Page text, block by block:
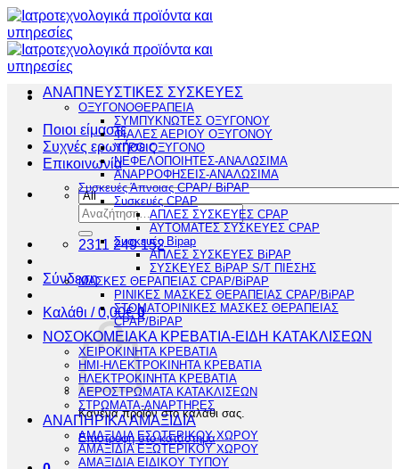
Μετάβαση
στο
περιεχόμενο
Ποιοι είμαστε
Συχνές ερωτήσεις
Επικοινωνία
Αναζήτηση
για:
2311 249 152
Σύνδεση
Καλάθι /0,00€ 0
Κανένα προϊόν στο καλάθι σας.
Επιστροφή στο κατάστημα
ΑΝΑΠΝΕΥΣΤΙΚΕΣ ΣΥΣΚΕΥΕΣ
ΟΞΥΓΟΝΟΘΕΡΑΠΕΙΑ
ΣΥΜΠΥΚΝΩΤΕΣ ΟΞΥΓΟΝΟΥ
ΦΙΑΛΕΣ ΑΕΡΙΟΥ ΟΞΥΓΟΝΟΥ
ΥΓΡΟ ΟΞΥΓΟΝΟ
ΝΕΦΕΛΟΠΟΙΗΤΕΣ-ΑΝΑΛΩΣΙΜΑ
ΑΝΑΡΡΟΦΗΣΕΙΣ-ΑΝΑΛΩΣΙΜΑ
Συσκευές Άπνοιας CPAP/ BiPAP
Συσκευές CPAP
ΑΠΛΕΣ ΣΥΣΚΕΥΕΣ CPAP
ΑΥΤΟΜΑΤΕΣ ΣΥΣΚΕΥΕΣ CPAP
Συσκευές Bipap
ΑΠΛΕΣ ΣΥΣΚΕΥΕΣ BiPAP
ΣΥΣΚΕΥΕΣ BiPAP S/T ΠΙΕΣΗΣ
ΜΑΣΚΕΣ ΘΕΡΑΠΕΙΑΣ CPAP/BiPAP
ΡΙΝΙΚΕΣ ΜΑΣΚΕΣ ΘΕΡΑΠΕΙΑΣ CPAP/BiPAP
ΣΤΟΜΑΤΟΡΙΝΙΚΕΣ ΜΑΣΚΕΣ ΘΕΡΑΠΕΙΑΣ
CPAP/BiPAP
ΝΟΣΟΚΟΜΕΙΑΚΑ ΚΡΕΒΑΤΙΑ-ΕΙΔΗ ΚΑΤΑΚΛΙΣΕΩΝ
ΧΕΙΡΟΚΙΝΗΤΑ ΚΡΕΒΑΤΙΑ
ΗΜΙ-ΗΛΕΚΤΡΟΚΙΝΗΤΑ ΚΡΕΒΑΤΙΑ
ΗΛΕΚΤΡΟΚΙΝΗΤΑ ΚΡΕΒΑΤΙΑ
ΑΕΡΟΣΤΡΩΜΑΤΑ ΚΑΤΑΚΛΙΣΕΩΝ
ΣΤΡΩΜΑΤΑ-ΑΝΑΡΤΗΡΕΣ
ΑΝΑΠΗΡΙΚΑ ΑΜΑΞΙΔΙΑ
ΑΜΑΞΙΔΙΑ ΕΣΩΤΕΡΙΚΟΥ ΧΩΡΟΥ
ΑΜΑΞΙΔΙΑ ΕΞΩΤΕΡΙΚΟΥ ΧΩΡΟΥ
ΑΜΑΞΙΔΙΑ ΕΙΔΙΚΟΥ ΤΥΠΟΥ